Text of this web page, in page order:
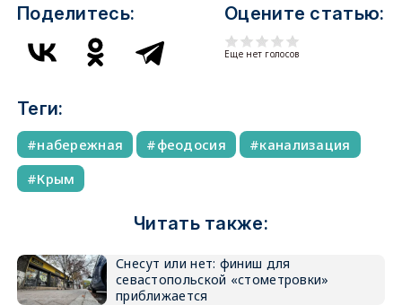
Поделитесь: Оцените статью:
Еще нет голосов
Теги:
набережная феодосия
канализация
Крым
Читать также:
Снесут или нет: финиш для
севастопольской «стометровки»
приближается